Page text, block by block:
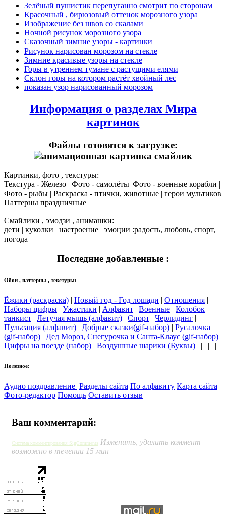
Зелёный пушистик перепуганно смотрит по сторонам
Красочный , бирюзовый оттенок морозного узора
Изображение без швов со скалами
Ночной рисунок морозного узора
Сказочный зимние узоры - картинки
Рисунок нарисован морозом на стекле
Зимние красивые узоры на стекле
Горы в утреннем тумане с растущими елями
Склон горы на котором растёт хвойный лес
показан узор нарисованный морозом
Информация о разделах Мира
картинок
Файлы готовятся к загрузке:
Картинки, фото , текстуры:
Текстура - Железо | Фото - самолёты| Фото - военные корабли |
Фото - рыбы | Раскраска - птички, животные | герои мультиков
Паттерны праздничные |
Смайлики , эмодзи , анимашки:
дети | куколки | настроение | эмоции :радость, любовь, спорт,
погода
Последние добавленные :
Обои , паттерны , текстуры:
Ёжики (раскраска) | Новый год - Год лошади | Отношения |
Наборы цифры | Ужастики | Алфавит | Военные | Колобок
танкист | Летучая мышь (алфавит) | Спорт | Черлидинг |
Пульсация (алфавит) | Добрые сказки(gif-набор) | Русалочка
(gif-набор) | Дед Мороз, Снегурочка и Санта-Клаус (gif-набор) |
Цифры на поезде (набор) | Воздушные шарики (Буквы) | | | | | |
Полезное:
Аудио поздравление Разделы сайта По алфавиту Карта сайта
Фото-редактор Помощь Оставить отзыв
Ваш комментарий:
Система комментирования SigComments Изменить, удалить коммент
возможно в течении 15 мин